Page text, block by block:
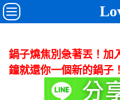
鍋子燒焦別急著丟！加
鐘就還你一個新的鍋子！